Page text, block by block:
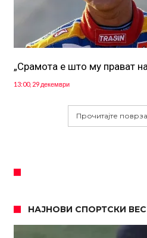
„Срамота е што му прават
13:00, 29 декември
Прочитајте
НАЈНОВИ СПОРТСКИ